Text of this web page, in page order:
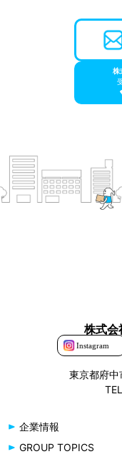
株
株式会
東京都府
企業情報
GROUP TOPICS